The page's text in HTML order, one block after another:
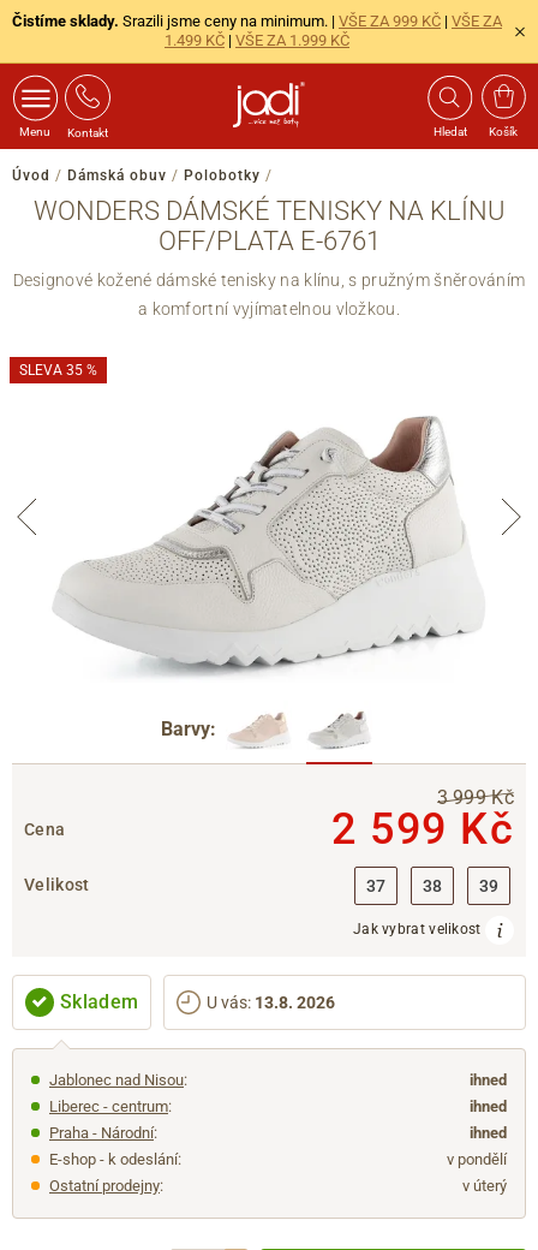
Čistíme sklady. Srazili jsme ceny na minimum. | VŠE ZA 999 KČ | VŠE ZA
1.499 KČ | VŠE ZA 1.999 KČ
Menu Kontakt Hledat Košík
Úvod / Dámská obuv / Polobotky /
WONDERS DÁMSKÉ TENISKY NA KLÍNU
OFF/PLATA E-6761
Designové kožené dámské tenisky na klínu, s pružným šněrováním
a komfortní vyjímatelnou vložkou.
SLEVA 35 %
Barvy:
Cena
3 999 Kč
2 599 Kč
Velikost 37 38 39
Jak vybrat velikost
Skladem U vás: 13.8. 2026
Jablonec nad Nisou:
ihned
Liberec - centrum:
ihned
Praha - Národní:
ihned
E-shop - k odeslání:
v pondělí
Ostatní prodejny: v úterý